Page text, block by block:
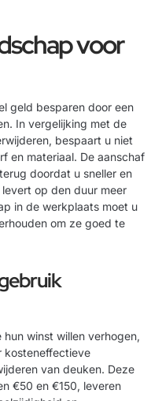
voor
geld besparen door een
In vergelijking met de
bespaart u niet
en materiaal. De aanschaf
doordat u sneller en
op den duur meer
in de werkplaats moet u
om ze goed te
winst willen verhogen,
kosteneffectieve
van deuken. Deze
€50 en €150, leveren